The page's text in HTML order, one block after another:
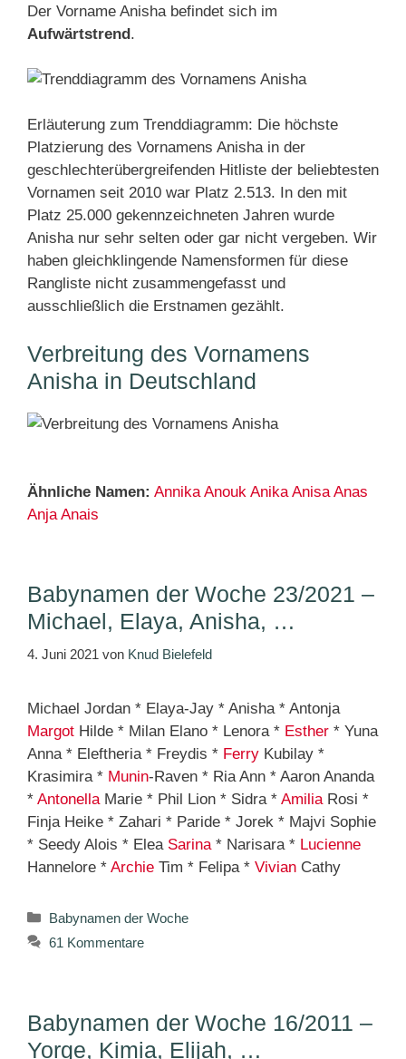
Der Vorname Anisha befindet sich im
Aufwärtstrend.
Erläuterung zum Trenddiagramm: Die höchste
Platzierung des Vornamens Anisha in der
geschlechterübergreifenden Hitliste der beliebtesten
Vornamen seit 2010 war Platz 2.513. In den mit
Platz 25.000 gekennzeichneten Jahren wurde
Anisha nur sehr selten oder gar nicht vergeben. Wir
haben gleichklingende Namensformen für diese
Rangliste nicht zusammengefasst und
ausschließlich die Erstnamen gezählt.
Verbreitung des Vornamens
Anisha in Deutschland
Ähnliche Namen: Annika Anouk Anika Anisa Anas
Anja Anais
Babynamen der Woche 23/2021 –
Michael, Elaya, Anisha, …
4. Juni 2021 von Knud Bielefeld
Michael Jordan * Elaya-Jay * Anisha * Antonja
Margot Hilde * Milan Elano * Lenora * Esther * Yuna
Anna * Eleftheria * Freydis * Ferry Kubilay *
Krasimira * Munin-Raven * Ria Ann * Aaron Ananda
* Antonella Marie * Phil Lion * Sidra * Amilia Rosi *
Finja Heike * Zahari * Paride * Jorek * Majvi Sophie
* Seedy Alois * Elea Sarina * Narisara * Lucienne
Hannelore * Archie Tim * Felipa * Vivian Cathy
Kategorien
Babynamen der Woche
61 Kommentare
Babynamen der Woche 16/2011 –
Yorge, Kimia, Elijah, …